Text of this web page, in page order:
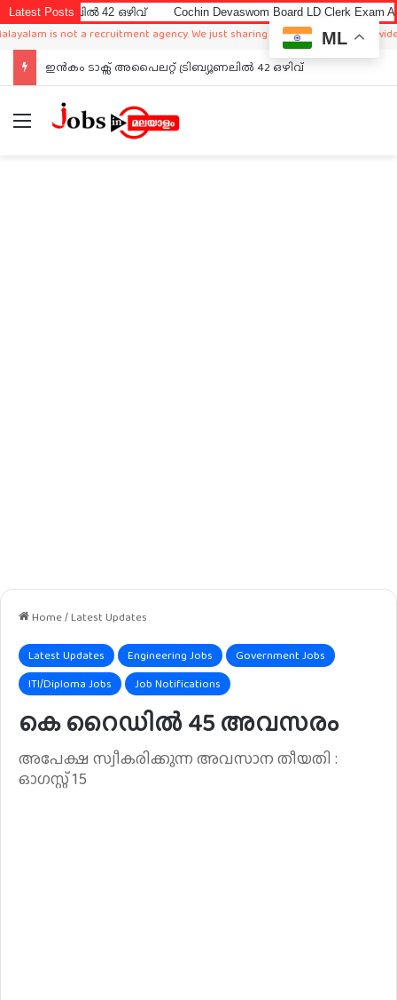
Latest Posts
ഒഴിവ് Cochin Devaswom Board LD Clerk Exam Answer Key 2026
a recruitment agency. We just sharing available job in worldwide from
ഇൻകം ടാക്സ് അപൈലറ്റ് ട്രിബ്യൂണലിൽ 42 ഒഴിവ്
Menu
Home/Latest Updates
Latest Updates Engineering Jobs
Government Jobs
ITI/Diploma Jobs
Job Notifications
കെ റൈഡിൽ 45 അവസരം
അപേക്ഷ സ്വീകരിക്കുന്ന അവസാന തീയതി :
ഓഗസ്റ്റ് 15
ML